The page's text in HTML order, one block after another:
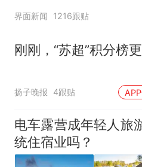
界面新闻 1216跟贴
刚刚，“苏超”积分榜
扬子晚报 4跟贴
电车露营成年轻人旅
统住宿业吗？